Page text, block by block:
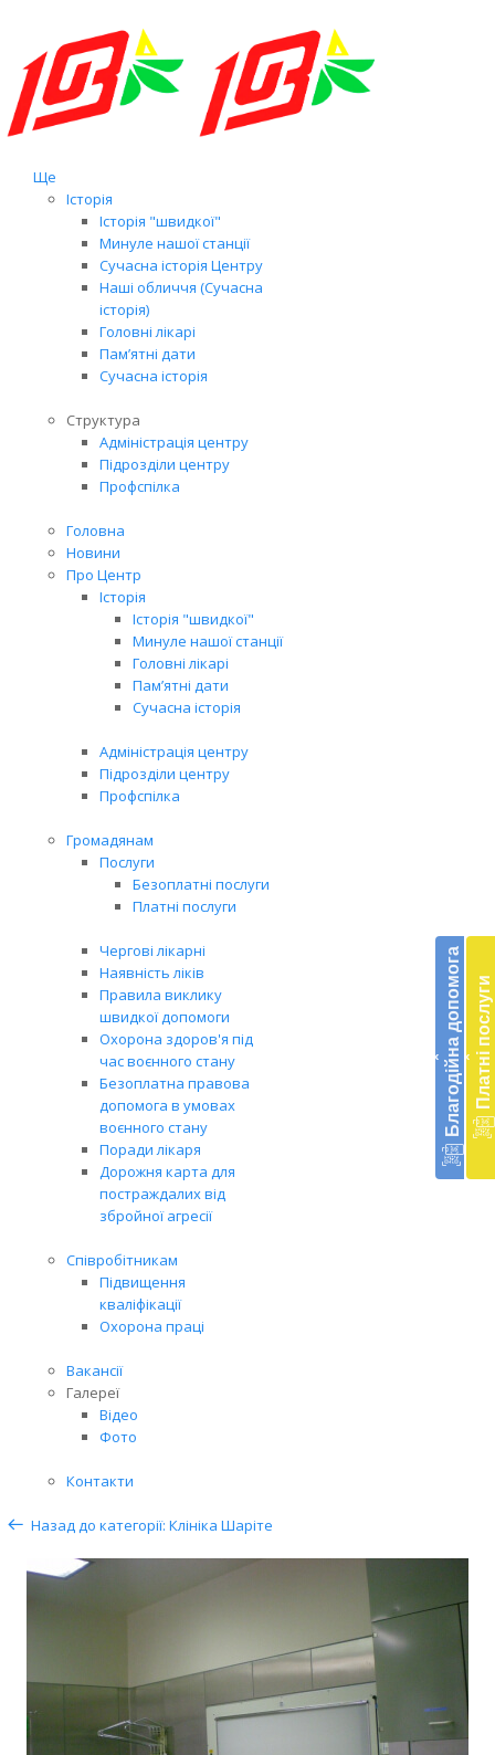
Ще
Історія
Історія "швидкої"
Минуле нашої станції
Сучасна історія Центру
Наші обличчя (Сучасна
історія)
Головні лікарі
Пам’ятні дати
Сучасна історія
Структура
Адміністрація центру
Підрозділи центру
Профспілка
Головна
Новини
Про Центр
Історія
Історія "швидкої"
Минуле нашої станції
Головні лікарі
Пам’ятні дати
Сучасна історія
Адміністрація центру
Підрозділи центру
Профспілка
Громадянам
Послуги
Безоплатні послуги
Платні послуги
Чергові лікарні
Наявність ліків
Правила виклику
швидкої допомоги
Охорона здоров'я під
час воєнного стану
Безоплатна правова
допомога в умовах
воєнного стану
Поради лікаря
Дорожня карта для
постраждалих від
збройної агресії
Співробітникам
Підвищення
кваліфікації
Охорона праці
Вакансії
Галереї
Відео
Фото
Контакти
‹ Благодійна допомога ‹ Платні послуги
Назад до категорії: Клініка Шаріте